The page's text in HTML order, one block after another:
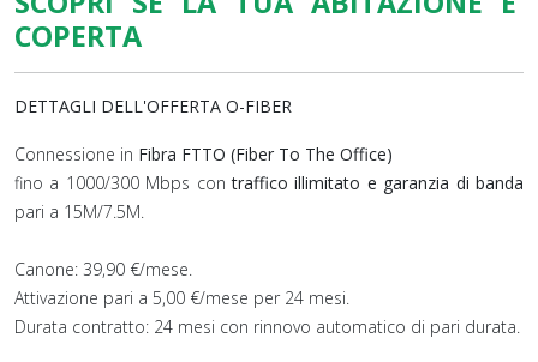
COPERTA
DETTAGLI DELL'OFFERTA O-FIBER
Connessione in Fibra FTTO (Fiber To The Office)
fino a 1000/300 Mbps con traffico illimitato e garanzia di banda
pari a 15M/7.5M.
Canone: 39,90 €/mese.
Attivazione pari a 5,00 €/mese per 24 mesi.
Durata contratto: 24 mesi con rinnovo automatico di pari durata.